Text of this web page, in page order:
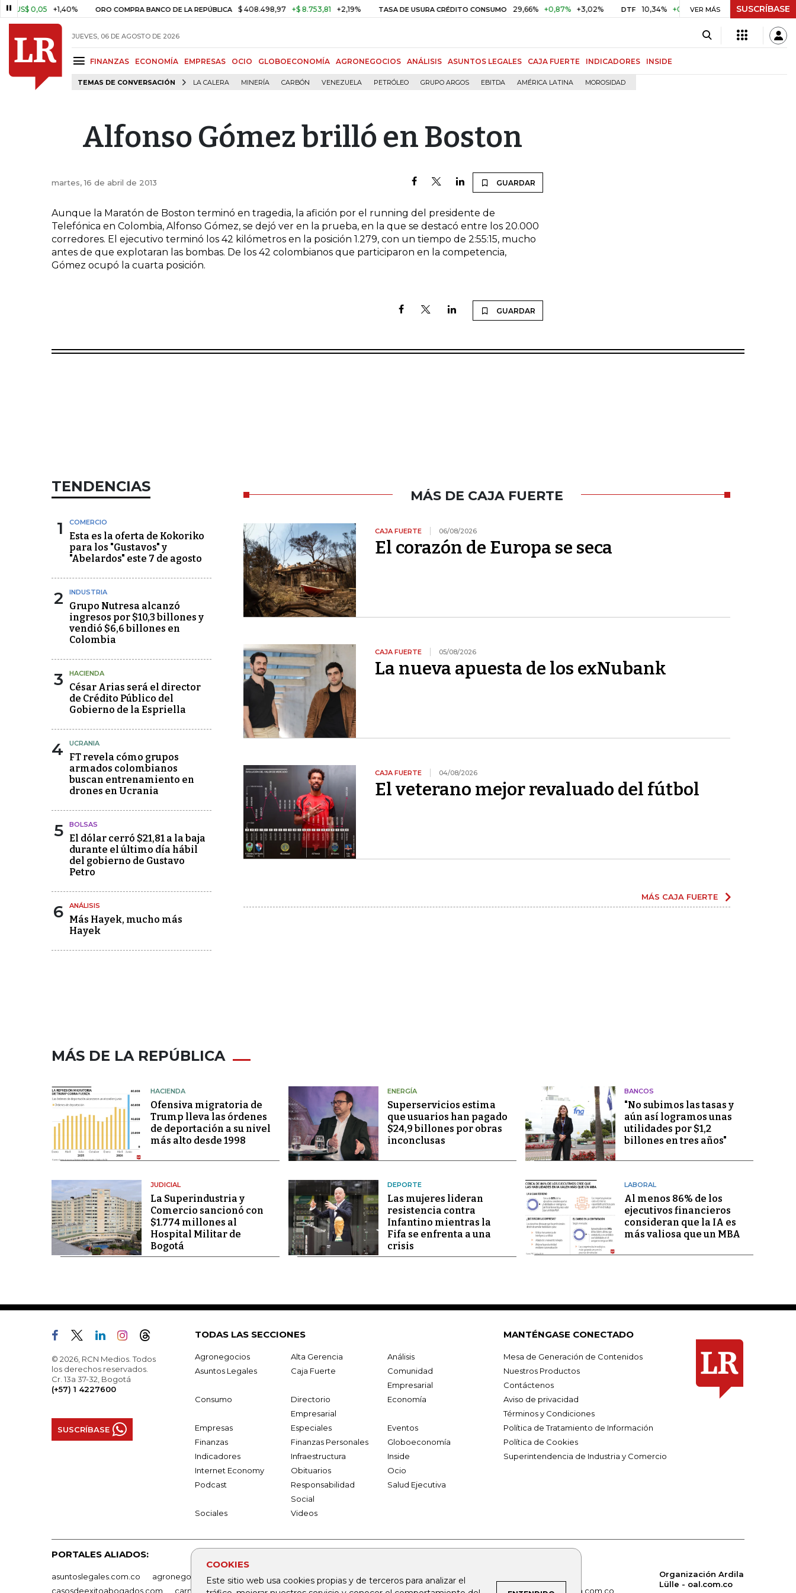
0,05 +1,40% ORO COMPRA BANCO DE LA REPÚBLICA $ 408.498,97 +$ 8.753,81 +2,19% TASA DE USURA CRÉDITO CONSUMO 29,66% +0,87% +3,02% DTF 10,34% +0,10% +0,98% UVR $ 416,86 +$
VER MÁS SUSCRÍBASE
JUEVES, 06 DE AGOSTO DE 2026
FINANZAS ECONOMÍA EMPRESAS OCIO GLOBOECONOMÍA AGRONEGOCIOS ANÁLISIS ASUNTOS LEGALES CAJA FUERTE INDICADORES INSIDE
TEMAS DE CONVERSACIÓN LA CALERA MINERÍA CARBÓN VENEZUELA PETRÓLEO GRUPO ARGOS EBITDA AMÉRICA LATINA MOROSIDAD
COOKIES
Este sitio web usa cookies propias y de terceros para analizar el
Alfonso Gómez brilló en Boston
martes, 16 de abril de 2013 GUARDAR
Aunque la Maratón de Boston terminó en tragedia, la afición por el running del presidente de
Telefónica en Colombia, Alfonso Gómez, se dejó ver en la prueba, en la que se destacó entre los 20.000
corredores. El ejecutivo terminó los 42 kilómetros en la posición 1.279, con un tiempo de 2:55:15, mucho
antes de que explotaran las bombas. De los 42 colombianos que participaron en la competencia,
Gómez ocupó la cuarta posición.
GUARDAR
TENDENCIAS
1 COMERCIO
Esta es la oferta de Kokoriko
para los "Gustavos" y
"Abelardos" este 7 de agosto
2 INDUSTRIA
Grupo Nutresa alcanzó
ingresos por $10,3 billones y
vendió $6,6 billones en
Colombia
3 HACIENDA
César Arias será el director
de Crédito Público del
Gobierno de la Espriella
4 UCRANIA
FT revela cómo grupos
armados colombianos
buscan entrenamiento en
drones en Ucrania
5 BOLSAS
El dólar cerró $21,81 a la baja
durante el último día hábil
del gobierno de Gustavo
Petro
6 ANÁLISIS
Más Hayek, mucho más
Hayek
MÁS DE CAJA FUERTE
CAJA FUERTE 06/08/2026
El corazón de Europa se seca
CAJA FUERTE 05/08/2026
La nueva apuesta de los exNubank
CAJA FUERTE 04/08/2026
El veterano mejor revaluado del fútbol
MÁS CAJA FUERTE
MÁS DE LA REPÚBLICA
HACIENDA
Ofensiva migratoria de
Trump lleva las órdenes
de deportación a su nivel
más alto desde 1998
ENERGÍA
Superservicios estima
que usuarios han pagado
$24,9 billones por obras
inconclusas
BANCOS
"No subimos las tasas y
aún así logramos unas
utilidades por $1,2
billones en tres años"
JUDICIAL
La Superindustria y
Comercio sancionó con
$1.774 millones al
Hospital Militar de
Bogotá
DEPORTE
Las mujeres lideran
resistencia contra
Infantino mientras la
Fifa se enfrenta a una
crisis
LABORAL
Al menos 86% de los
ejecutivos financieros
consideran que la IA es
más valiosa que un MBA
© 2026, RCN Medios. Todos
los derechos reservados.
Cr. 13a 37-32, Bogotá
(+57) 1 4227600
SUSCRÍBASE
TODAS LAS SECCIONES
Agronegocios Alta Gerencia
Análisis
Asuntos Legales
Caja Fuerte
Comunidad
Empresarial
Consumo
Directorio
Empresarial
Economía
Empresas Especiales
Eventos
Finanzas
Finanzas Personales
Globoeconomía
Indicadores
Infraestructura
Inside
Internet Economy
Obituarios
Ocio
Podcast
Responsabilidad
Social
Salud Ejecutiva
Sociales Videos
MANTÉNGASE CONECTADO
Mesa de Generación de Contenidos
Nuestros Productos
Contáctenos
Aviso de privacidad
Términos y Condiciones
Política de Tratamiento de Información
Política de Cookies
Superintendencia de Industria y Comercio
PORTALES ALIADOS:
asuntoslegales.com.co agronegocios.co empresas.larepublica.co firmasdeabogados.com
bolsaencolombia.com
casosdeexitoabogados.com
carnavalindustriacultural.com canalrcn.com rcnradio.com noticiasrcn.com lafm.com.co alerta.com.co
Organización Ardila
Lülle - oal.com.co